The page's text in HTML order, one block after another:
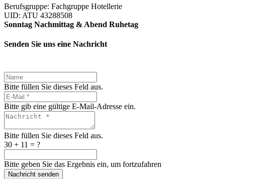
Berufsgruppe: Fachgruppe Hotellerie
UID: ATU 43288508
Sonntag Nachmittag & Abend Ruhetag
Senden Sie uns eine Nachricht
Bitte füllen Sie dieses Feld aus.
Bitte gib eine gültige E-Mail-Adresse ein.
Bitte füllen Sie dieses Feld aus.
30 + 11 = ?
Bitte geben Sie das Ergebnis ein, um fortzufahren
Nachricht senden